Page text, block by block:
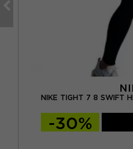
NIKE TIGHT 7 8 SWIFT
-30%